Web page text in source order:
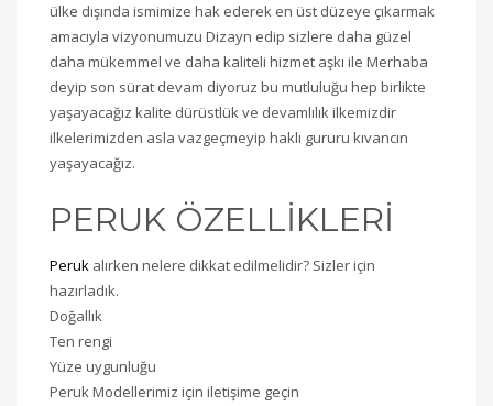
ülke dışında ismimize hak ederek en üst düzeye çıkarmak
amacıyla vizyonumuzu Dizayn edip sizlere daha güzel
daha mükemmel ve daha kaliteli hizmet aşkı ile Merhaba
deyip son sürat devam diyoruz bu mutluluğu hep birlikte
yaşayacağız kalite dürüstlük ve devamlılık ilkemizdir
ilkelerimizden asla vazgeçmeyip haklı gururu kıvancın
yaşayacağız.
PERUK ÖZELLİKLERİ
Peruk alırken nelere dikkat edilmelidir? Sizler için
hazırladık.
Doğallık
Ten rengi
Yüze uygunluğu
Peruk Modellerimiz için iletişime geçin